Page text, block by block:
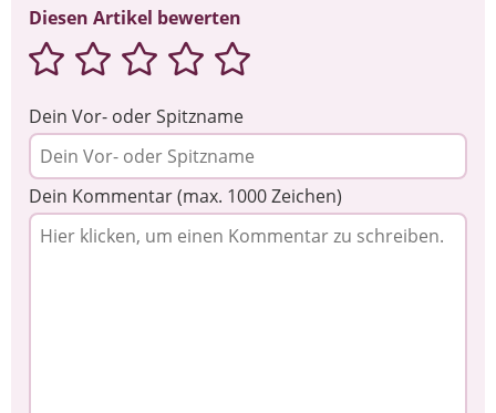
Diesen Artikel bewerten
Dein Vor- oder Spitzname
Dein Kommentar (max. 1000 Zeichen)